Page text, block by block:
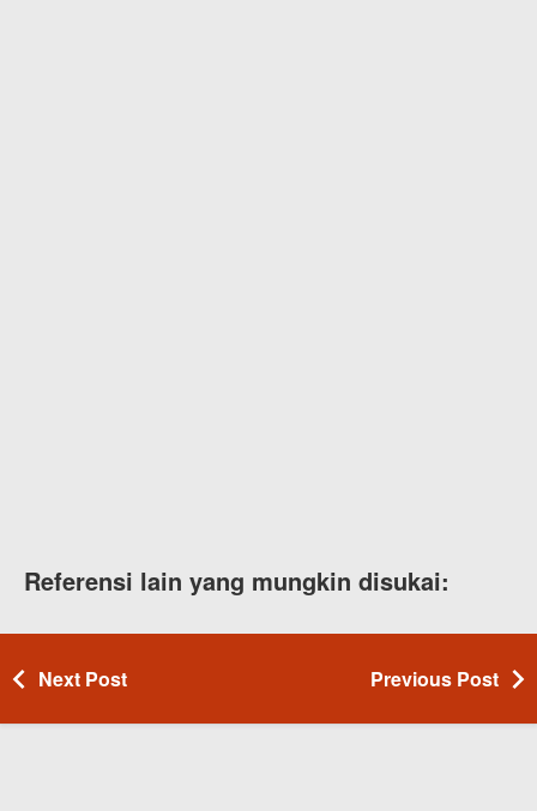
Referensi lain yang mungkin disukai:
Next Post Previous Post